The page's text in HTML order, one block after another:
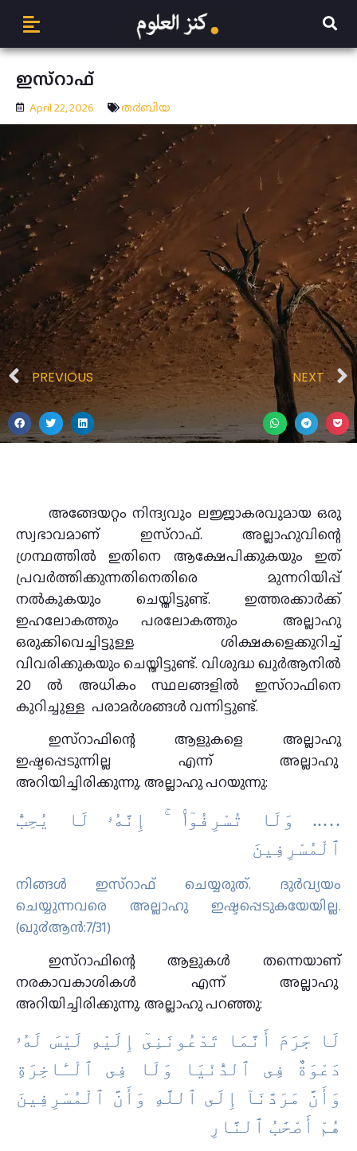
ഇസ്റാഫ്
April 22, 2026 ത൪ബിയ
PREVIOUS NEXT
അങ്ങേയറ്റം നിന്ദ്യവും ലജ്ജാകരവുമായ ഒരു
സ്വഭാവമാണ് ഇസ്റാഫ്. അല്ലാഹുവിന്റെ
ഗ്രന്ഥത്തിൽ ഇതിനെ ആക്ഷേപിക്കുകയും ഇത്
പ്രവർത്തിക്കുന്നതിനെതിരെ മുന്നറിയിപ്പ്
നൽകുകയും ചെയ്തിട്ടുണ്ട്. ഇത്തരക്കാര്‍ക്ക്
ഇഹലോകത്തും പരലോകത്തും അല്ലാഹു
ഒരുക്കിവെച്ചിട്ടുള്ള ശിക്ഷകളെക്കുറിച്ച്
വിവരിക്കുകയും ചെയ്തിട്ടുണ്ട്. വിശുദ്ധ ഖുർആനിൽ
20 ൽ അധികം സ്ഥലങ്ങളിൽ ഇസ്റാഫിനെ
കുറിച്ചുള്ള പരാമർശങ്ങൾ വന്നിട്ടുണ്ട്.
ഇസ്റാഫിന്റെ ആളുകളെ അല്ലാഹു
ഇഷ്ടപ്പെടുന്നില്ല എന്ന് അല്ലാഹു
അറിയിച്ചിരിക്കുന്നു. അല്ലാഹു പറയുന്നു:
….. وَلَا تُسْرِفُوٓا۟ ۚ إِنَّهُۥ لَا يُحِبُّ
ٱلْمُسْرِفِينَ
നിങ്ങള്‍ ഇസ്റാഫ് ചെയ്യരുത്‌. ദുര്‍വ്യയം
ചെയ്യുന്നവരെ അല്ലാഹു ഇഷ്ടപ്പെടുകയേയില്ല.
(ഖു൪ആന്‍:7/31)
ഇസ്റാഫിന്റെ ആളുകൾ തന്നെയാണ്
നരകാവകാശികൾ എന്ന് അല്ലാഹു
അറിയിച്ചിരിക്കുന്നു. അല്ലാഹു പറഞ്ഞു:
لَا جَرَمَ أَنَّمَا تَدْعُونَنِىٓ إِلَيْهِ لَيْسَ لَهُۥ
دَعْوَةٌ فِى ٱلدُّنْيَا وَلَا فِى ٱلْـَٔاخِرَةِ
وَأَنَّ مَرَدَّنَآ إِلَى ٱللَّهِ وَأَنَّ ٱلْمُسْرِفِينَ
هُمْ أَصْحَٰبُ ٱلنَّارِ